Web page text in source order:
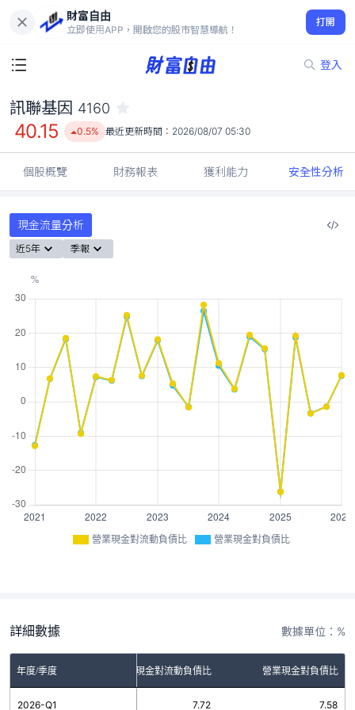
財富自由
立即使用APP，開啟您的股市智慧導航！
打開
登入
40.15
0.5%
訊聯基因 4160
40.15 0.5% 最近更新時間： 2026/08/07 05:30
個股概覽 財務報表 獲利能力 安全性分析
現金流量分析
近5年 季報
營業現金對流動負債比 營業現金對負債比
詳細數據 數據單位：%
年度/季度 營業現金對流動負債比 營業現金對負債比
2026-Q1 7.72 7.58